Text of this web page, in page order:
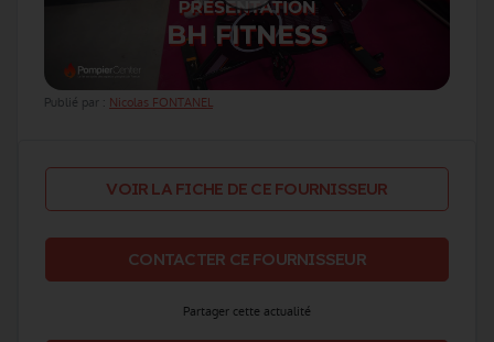
Publié par : Nicolas FONTANEL
VOIR LA FICHE DE CE FOURNISSEUR
CONTACTER CE FOURNISSEUR
Partager cette actualité